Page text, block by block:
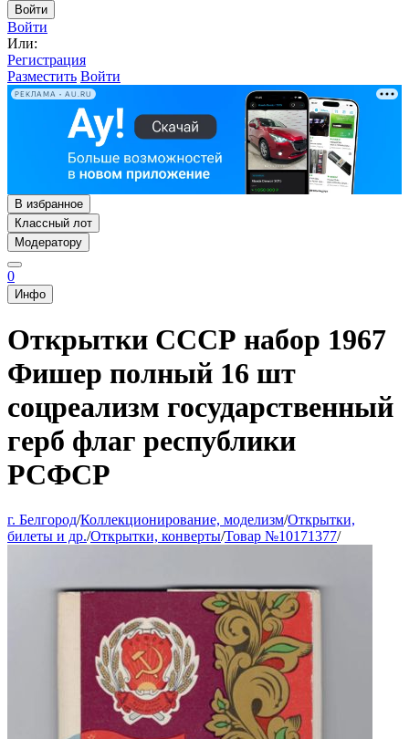
Войти
Войти
Или:
Регистрация
Разместить Войти
РЕКЛАМА • AU.RU
В избранное
Классный лот
Модератору
0
Инфо
Открытки СССР набор 1967
Фишер полный 16 шт
соцреализм государственный
герб флаг республики
РСФСР
г. Белгород/Коллекционирование, моделизм/Открытки,
билеты и др./Открытки, конверты/Товар №10171377/